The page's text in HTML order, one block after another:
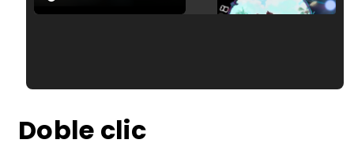
Doble clic